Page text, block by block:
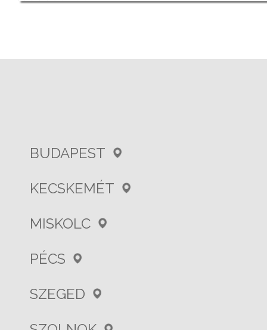
BUDAPEST
KECSKEMÉT
MISKOLC
PÉCS
SZEGED